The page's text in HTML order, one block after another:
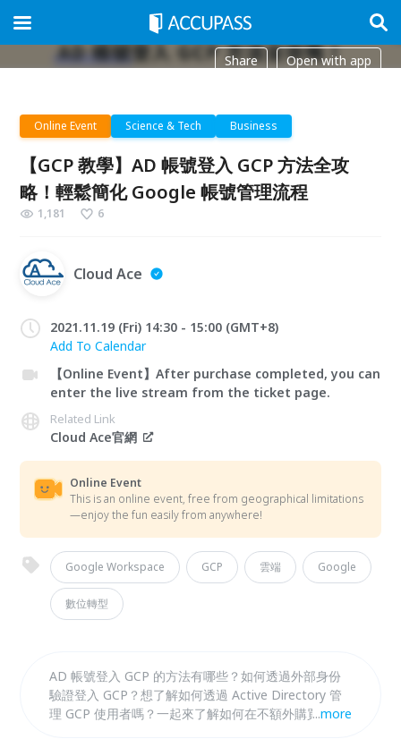
Share Open with app
Online Event Science & Tech Business
【GCP 教學】AD 帳號登入 GCP 方法全攻
略！輕鬆簡化 Google 帳號管理流程
1,181 6
Cloud Ace
2021.11.19 (Fri) 14:30 - 15:00 (GMT+8)
Add To Calendar
【Online Event】After purchase completed, you can
enter the live stream from the ticket page.
Related Link
Cloud Ace官網
Online Event
This is an online event, free from geographical limitations
—enjoy the fun easily from anywhere!
Google Workspace GCP 雲端 Google
數位轉型
AD 帳號登入 GCP 的方法有哪些？如何透過外部身份
驗證登入 GCP？想了解如何透過 Active Directory 管
理 GCP 使用者嗎？一起來了解如何在不額外購買
...more